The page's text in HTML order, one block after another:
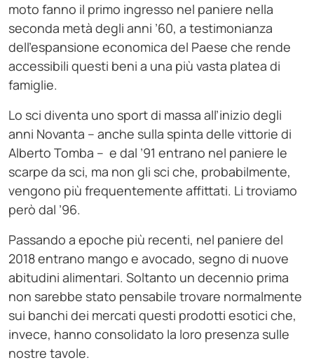
moto fanno il primo ingresso nel paniere nella
seconda metà degli anni ’60, a testimonianza
dell’espansione economica del Paese che rende
accessibili questi beni a una più vasta platea di
famiglie.
Lo sci diventa uno sport di massa all’inizio degli
anni Novanta – anche sulla spinta delle vittorie di
Alberto Tomba – e dal ’91 entrano nel paniere le
scarpe da sci, ma non gli sci che, probabilmente,
vengono più frequentemente affittati. Li troviamo
però dal ’96.
Passando a epoche più recenti, nel paniere del
2018 entrano mango e avocado, segno di nuove
abitudini alimentari. Soltanto un decennio prima
non sarebbe stato pensabile trovare normalmente
sui banchi dei mercati questi prodotti esotici che,
invece, hanno consolidato la loro presenza sulle
nostre tavole.